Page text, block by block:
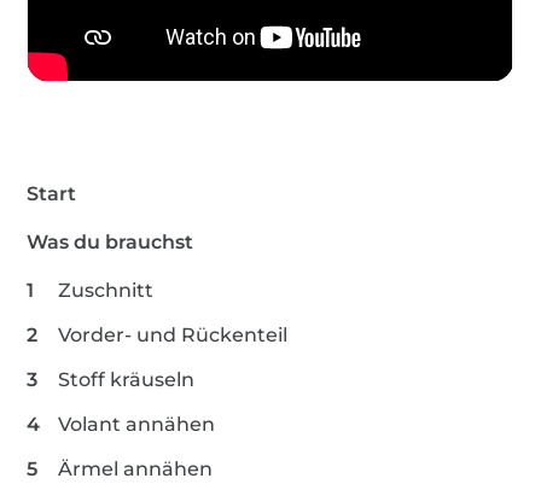
Start
Was du brauchst
Zuschnitt
Vorder- und Rückenteil
Stoff kräuseln
Volant annähen
Ärmel annähen